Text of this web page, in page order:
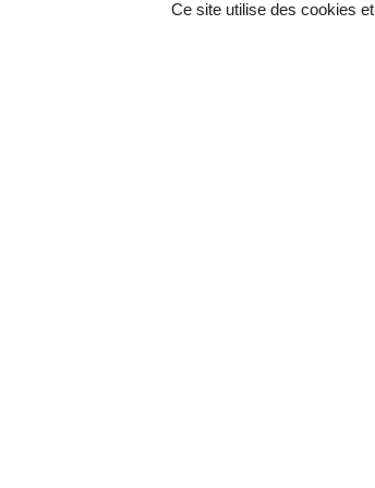
Ce site utilise des cookies